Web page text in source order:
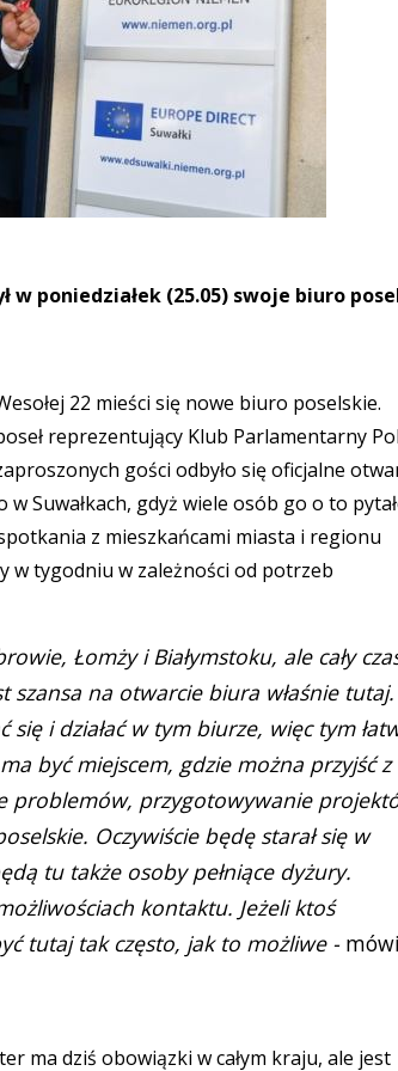
poniedziałek (25.05) swoje biuro
22 mieści się nowe biuro poselskie.
reprezentujący Klub Parlamentarny
gości odbyło się oficjalne
Suwałkach, gdyż wiele osób go o to
z mieszkańcami miasta i regionu
w tygodniu w zależności od potrzeb
Łomży i Białymstoku, ale cały
szansa na otwarcie biura właśnie tutaj.
i działać w tym biurze, więc tym
być miejscem, gdzie można przyjść z
problemów, przygotowywanie
Oczywiście będę starał się w
tu także osoby pełniące dyżury.
kontaktu. Jeżeli ktoś
tutaj tak często, jak to możliwe -
ma dziś obowiązki w całym kraju, ale jest